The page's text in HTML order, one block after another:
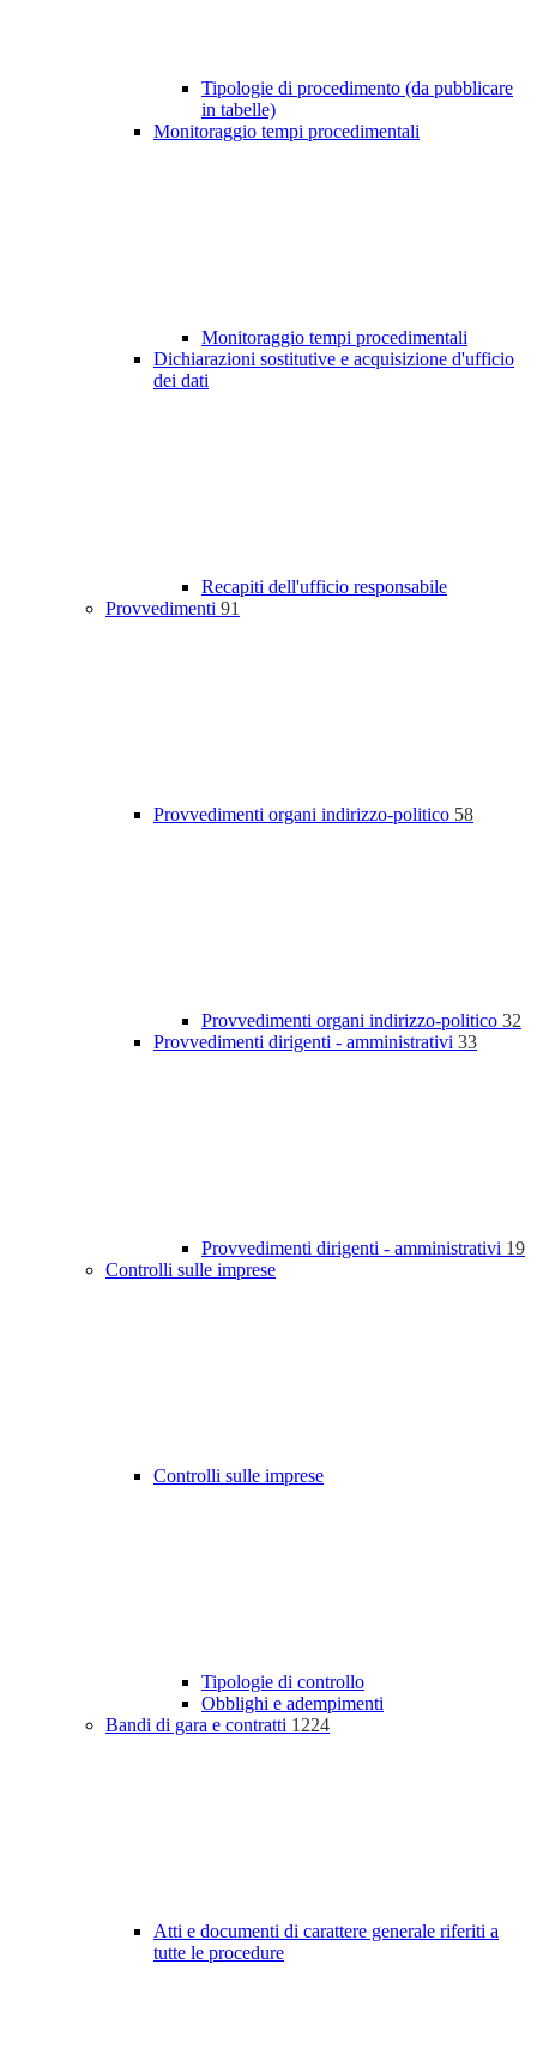
Tipologie di procedimento (da pubblicare
in tabelle)
Monitoraggio tempi procedimentali
Monitoraggio tempi procedimentali
Dichiarazioni sostitutive e acquisizione d'ufficio
dei dati
Recapiti dell'ufficio responsabile
Provvedimenti 91
Provvedimenti organi indirizzo-politico 58
Provvedimenti organi indirizzo-politico 32
Provvedimenti dirigenti - amministrativi 33
Provvedimenti dirigenti - amministrativi 19
Controlli sulle imprese
Controlli sulle imprese
Tipologie di controllo
Obblighi e adempimenti
Bandi di gara e contratti 1224
Atti e documenti di carattere generale riferiti a
tutte le procedure